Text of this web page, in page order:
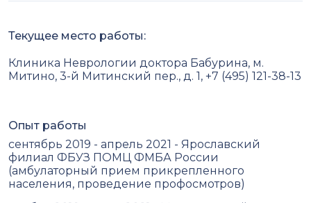
Текущее место работы:
Клиника Неврологии доктора Бабурина, м.
Митино, 3-й Митинский пер., д. 1, +7 (495) 121-38-13
Опыт работы
сентябрь 2019 - апрель 2021 - Ярославский
филиал ФБУЗ ПОМЦ ФМБА России
(амбулаторный прием прикрепленного
населения, проведение профосмотров)